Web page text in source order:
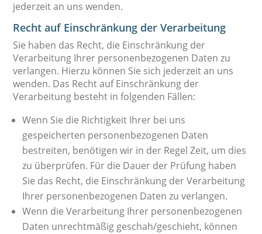
jederzeit an uns wenden.
Recht auf Einschränkung der Verarbeitung
Sie haben das Recht, die Einschränkung der
Verarbeitung Ihrer personenbezogenen Daten zu
verlangen. Hierzu können Sie sich jederzeit an uns
wenden. Das Recht auf Einschränkung der
Verarbeitung besteht in folgenden Fällen:
Wenn Sie die Richtigkeit Ihrer bei uns
gespeicherten personenbezogenen Daten
bestreiten, benötigen wir in der Regel Zeit, um dies
zu überprüfen. Für die Dauer der Prüfung haben
Sie das Recht, die Einschränkung der Verarbeitung
Ihrer personenbezogenen Daten zu verlangen.
Wenn die Verarbeitung Ihrer personenbezogenen
Daten unrechtmäßig geschah/geschieht, können